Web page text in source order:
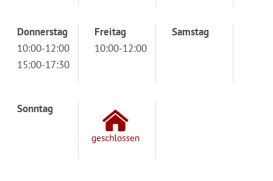
Donnerstag
10:00-12:00
15:00-17:30
Freitag
10:00-12:00
Samstag
Sonntag